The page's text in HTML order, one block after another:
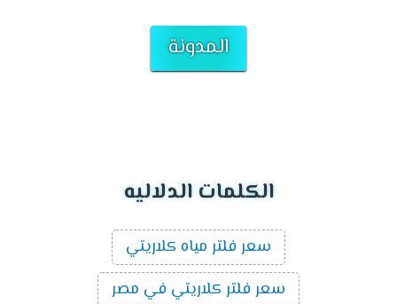
المدونة
الكلمات الدلاليه
سعر فلتر مياه كلاريتي
سعر فلتر كلاريتي في مصر